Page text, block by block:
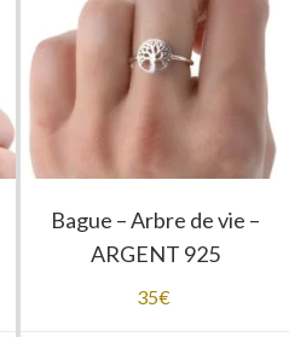
Bague – Arbre de vie –
ARGENT 925
35€